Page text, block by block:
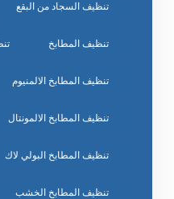
تنظيف السجاد من البقع
تنظيف المطابخ
تنظيف المطابخ الالمنيوم
تنظيف المطابخ الالمونتال
تنظيف المطابخ البولي لاك
تنظيف المطابخ الخشب